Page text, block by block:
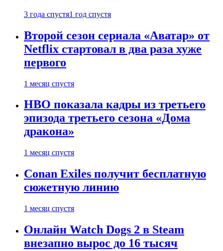
3 года спустя1 год спустя
Второй сезон сериала «Аватар» от
Netflix стартовал в два раза хуже
первого
1 месяц спустя
HBO показала кадры из третьего
эпизода третьего сезона «Дома
дракона»
1 месяц спустя
Conan Exiles получит бесплатную
сюжетную линию
1 месяц спустя
Онлайн Watch Dogs 2 в Steam
внезапно вырос до 16 тысяч